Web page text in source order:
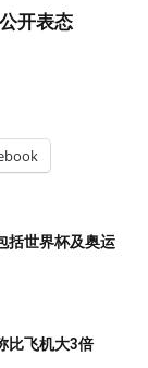
开表态
括世界杯及奥运
比飞机大3倍